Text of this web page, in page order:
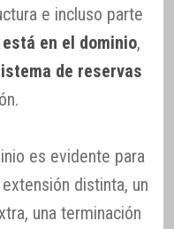
e incluso parte
en el dominio,
de reservas
es evidente para
distinta, un
una terminación